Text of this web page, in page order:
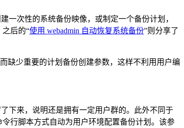
次性的系统备份映像，或制定一个备份计划，
之后的“使用 webadmin 自动恢复系统备份”则分享了
少重要的计划备份创建参数，这样不利用用户编
下来，说明还是拥有一定用户群的。此外不同于
行脚本方式自动为用户环境配置备份计划。该参